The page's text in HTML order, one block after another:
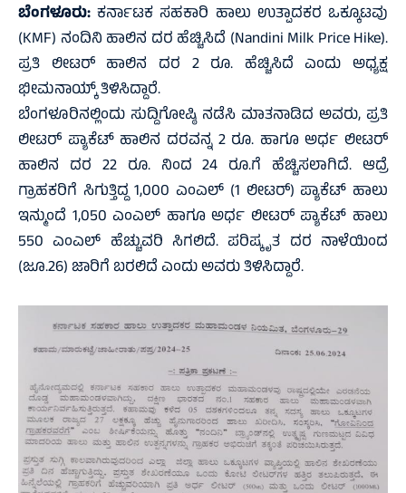
ಬೆಂಗಳೂರು: ಕರ್ನಾಟಕ ಸಹಕಾರಿ ಹಾಲು ಉತ್ಪಾದಕರ ಒಕ್ಕೂಟವು
(KMF) ನಂದಿನಿ ಹಾಲಿನ ದರ ಹೆಚ್ಚಿಸಿದೆ (Nandini Milk Price Hike).
ಪ್ರತಿ ಲೀಟರ್‌ ಹಾಲಿನ ದರ 2 ರೂ. ಹೆಚ್ಚಿಸಿದೆ ಎಂದು ಅಧ್ಯಕ್ಷ
ಭೀಮನಾಯ್ಕ್ ತಿಳಿಸಿದ್ದಾರೆ.
ಬೆಂಗಳೂರಿನಲ್ಲಿಂದು ಸುದ್ದಿಗೋಷ್ಠಿ ನಡೆಸಿ ಮಾತನಾಡಿದ ಅವರು, ಪ್ರತಿ
ಲೀಟರ್‌ ಪ್ಯಾಕೆಟ್‌ ಹಾಲಿನ ದರವನ್ನ 2 ರೂ. ಹಾಗೂ ಅರ್ಧ ಲೀಟರ್‌
ಹಾಲಿನ ದರ 22 ರೂ. ನಿಂದ 24 ರೂ.ಗೆ ಹೆಚ್ಚಿಸಲಾಗಿದೆ. ಆದ್ರೆ
ಗ್ರಾಹಕರಿಗೆ ಸಿಗುತ್ತಿದ್ದ 1,000 ಎಂಎಲ್‌ (1 ಲೀಟರ್)‌ ಪ್ಯಾಕೆಟ್‌ ಹಾಲು
ಇನ್ಮುಂದೆ 1,050 ಎಂಎಲ್‌ ಹಾಗೂ ಅರ್ಧ ಲೀಟರ್‌ ಪ್ಯಾಕೆಟ್‌ ಹಾಲು
550 ಎಂಎಲ್‌ ಹೆಚ್ಚುವರಿ ಸಿಗಲಿದೆ. ಪರಿಷ್ಕೃತ ದರ ನಾಳೆಯಿಂದ
(ಜೂ.26) ಜಾರಿಗೆ ಬರಲಿದೆ ಎಂದು ಅವರು ತಿಳಿಸಿದ್ದಾರೆ.